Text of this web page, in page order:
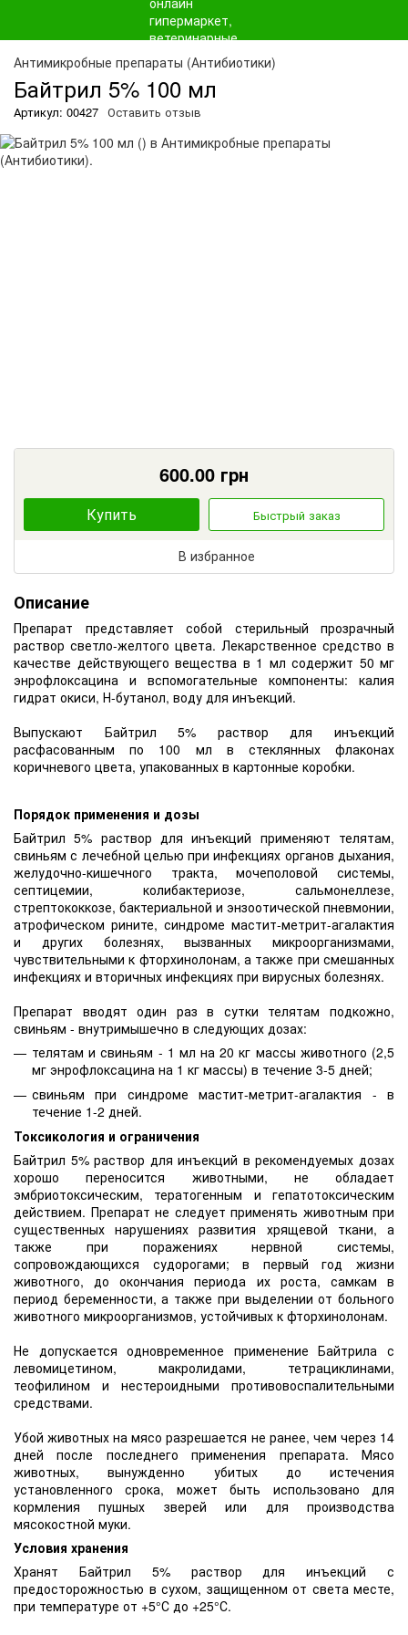
Антимикробные препараты (Антибиотики)
Байтрил 5% 100 мл
Артикул: 00427 Оставить отзыв
600.00 грн
Купить Быстрый заказ
В избранное
Описание
Препарат представляет собой стерильный прозрачный
раствор светло-желтого цвета. Лекарственное средство в
качестве действующего вещества в 1 мл содержит 50 мг
энрофлоксацина и вспомогательные компоненты: калия
гидрат окиси, Н-бутанол, воду для инъекций.
Выпускают Байтрил 5% раствор для инъекций
расфасованным по 100 мл в стеклянных флаконах
коричневого цвета, упакованных в картонные коробки.
Порядок применения и дозы
Байтрил 5% раствор для инъекций применяют телятам,
свиньям с лечебной целью при инфекциях органов дыхания,
желудочно-кишечного тракта, мочеполовой системы,
септицемии, колибактериозе, сальмонеллезе,
стрептококкозе, бактериальной и энзоотической пневмонии,
атрофическом рините, синдроме мастит-метрит-агалактия
и других болезнях, вызванных микроорганизмами,
чувствительными к фторхинолонам, а также при смешанных
инфекциях и вторичных инфекциях при вирусных болезнях.
Препарат вводят один раз в сутки телятам подкожно,
свиньям - внутримышечно в следующих дозах:
телятам и свиньям - 1 мл на 20 кг массы животного (2,5
мг энрофлоксацина на 1 кг массы) в течение 3-5 дней;
свиньям при синдроме мастит-метрит-агалактия - в
течение 1-2 дней.
Токсикология и ограничения
Байтрил 5% раствор для инъекций в рекомендуемых дозах
хорошо переносится животными, не обладает
эмбриотоксическим, тератогенным и гепатотоксическим
действием. Препарат не следует применять животным при
существенных нарушениях развития хрящевой ткани, а
также при поражениях нервной системы,
сопровождающихся судорогами; в первый год жизни
животного, до окончания периода их роста, самкам в
период беременности, а также при выделении от больного
животного микроорганизмов, устойчивых к фторхинолонам.
Не допускается одновременное применение Байтрила с
левомицетином, макролидами, тетрациклинами,
теофилином и нестероидными противовоспалительными
средствами.
Убой животных на мясо разрешается не ранее, чем через 14
дней после последнего применения препарата. Мясо
животных, вынужденно убитых до истечения
установленного срока, может быть использовано для
кормления пушных зверей или для производства
мясокостной муки.
Условия хранения
Хранят Байтрил 5% раствор для инъекций с
предосторожностью в сухом, защищенном от света месте,
при температуре от +5°С до +25°С.